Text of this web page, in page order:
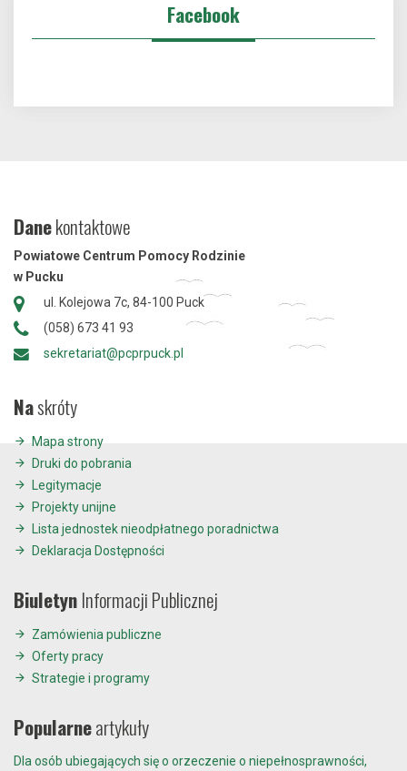
Facebook
Danekontaktowe
Powiatowe Centrum Pomocy Rodzinie
w Pucku
ul. Kolejowa 7c, 84-100 Puck
(058) 673 41 93
sekretariat@pcprpuck.pl
Naskróty
Mapa strony
Druki do pobrania
Legitymacje
Projekty unijne
Lista jednostek nieodpłatnego poradnictwa
Deklaracja Dostępności
BiuletynInformacji Publicznej
Zamówienia publiczne
Oferty pracy
Strategie i programy
Popularneartykuły
Dla osób ubiegających się o orzeczenie o niepełnosprawności,